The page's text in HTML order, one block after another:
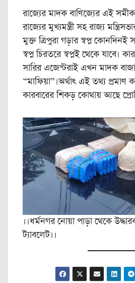
রাজ্যের মাদক বাণিজ্যের এই
রাজ্যের মুখ্যমন্ত্রী সহ রাজ্য
মুক্ত ত্রিপুরা গড়ার স্বপ্ন
স্বপ্ন চিরতরে স্বপ্নই থেকে যাবে।
সারির এজেন্টরাই এখন মাদক
“মাফিয়া”।অর্থাৎ এই তথ্য প্রমাণ
কারবারের শিকড় কোথায় আছে
।।ধর্মনগর নোয়া পাড়া থেকে
ট্যাবলেট।।